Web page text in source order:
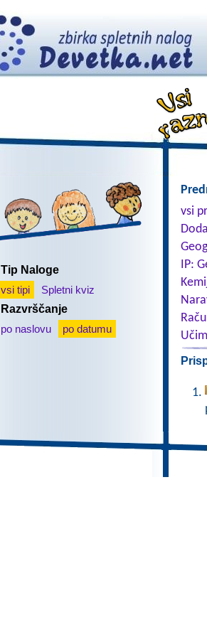
Tip Naloge
vsi tipi
Spletni kviz
Razvrščanje
po naslovu
po datumu
vsi
IP: